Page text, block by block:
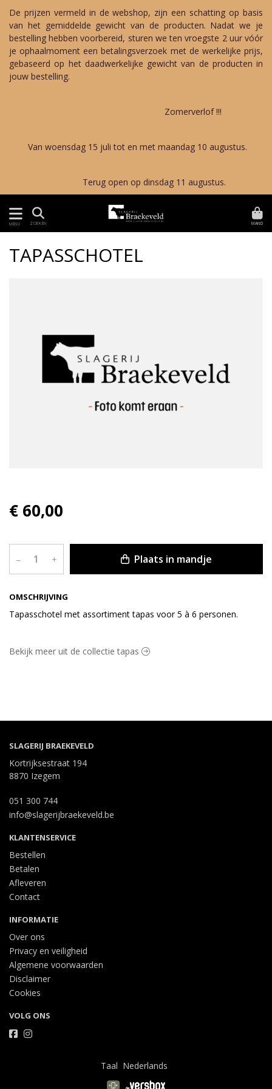
De prijzen vermeld in de webshop, zijn een schatting op basis
van het gemiddelde gewicht van de producten. Nadat we je
bestelling hebben voorbereid, sturen we ten vroegste 2 uur vóór
je ophaalmoment een betalingsverzoek met de werkelijke prijs,
gebaseerd op het daadwerkelijke gewicht van de producten in
jouw bestelling.
Zomerverlof !!!
Van woensdag 15 juli tot en met maandag 10 augustus.
Terug open op dinsdag 11 augustus.
MENU ZOEKEN MAND
OMSCHRIJVING
Tapasschotel met assortiment tapas voor 5 à 6 personen.
TAPASSCHOTEL
€ 60,00
– + Plaats in mandje
Bekijk meer uit de collectie tapas
SLAGERIJ BRAEKEVELD
Kortrijksestraat 194
8870 Izegem
051 300 744
info@slagerijbraekeveld.be
KLANTENSERVICE
Bestellen
Betalen
Afleveren
Contact
INFORMATIE
Over ons
Privacy en veiligheid
Algemene voorwaarden
Disclaimer
Cookies
VOLG ONS
Taal